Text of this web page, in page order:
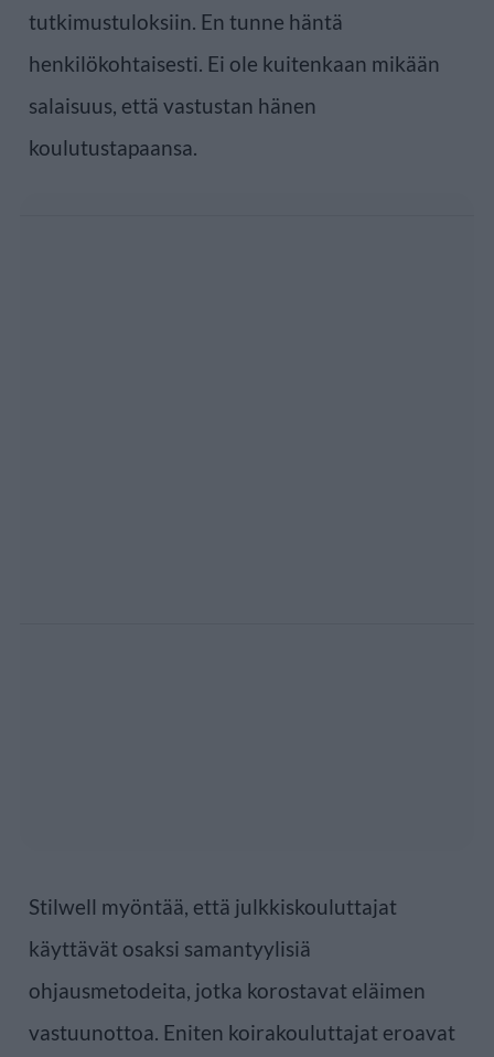
tutkimustuloksiin. En tunne häntä
henkilökohtaisesti. Ei ole kuitenkaan mikään
salaisuus, että vastustan hänen
koulutustapaansa.
Stilwell myöntää, että julkkiskouluttajat
käyttävät osaksi samantyylisiä
ohjausmetodeita, jotka korostavat eläimen
vastuunottoa. Eniten koirakouluttajat eroavat